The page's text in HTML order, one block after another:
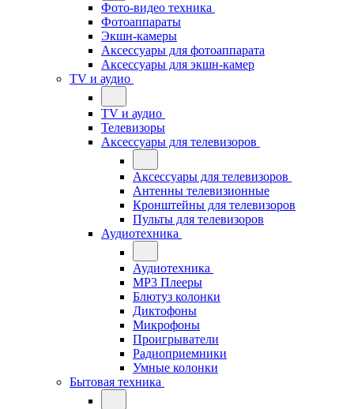
Фото-видео техника
Фотоаппараты
Экшн-камеры
Аксессуары для фотоаппарата
Аксессуары для экшн-камер
TV и аудио
TV и аудио
Телевизоры
Аксессуары для телевизоров
Аксессуары для телевизоров
Антенны телевизионные
Кронштейны для телевизоров
Пульты для телевизоров
Аудиотехника
Аудиотехника
MP3 Плееры
Блютуз колонки
Диктофоны
Микрофоны
Проигрыватели
Радиоприемники
Умные колонки
Бытовая техника